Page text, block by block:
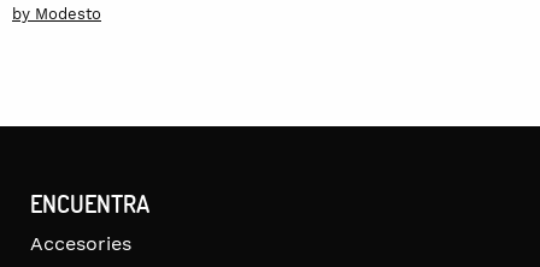
by Modesto
ENCUENTRA
Accesories